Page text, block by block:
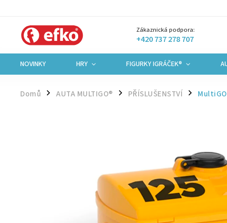
Zákaznická podpora:
+420 737 278 707
NOVINKY HRY FIGURKY IGRÁČEK®
Domů / AUTA MULTIGO® / PŘÍSLUŠENSTVÍ /